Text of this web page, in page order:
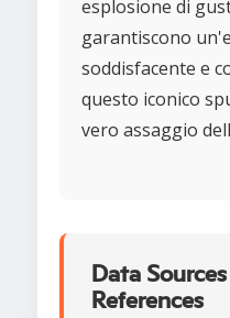
esplosione di
garantiscono
soddisfacente e
questo iconico
vero assaggio
Data
References